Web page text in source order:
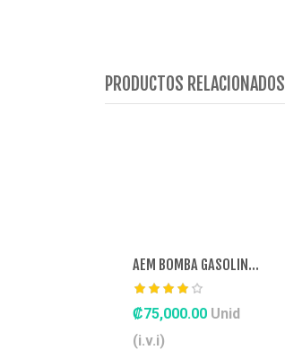
PRODUCTOS RELACIONADOS
AEM BOMBA GASOLINA INTERNA 320LPH NEGRA
₡75,000.00 Unid
(i.v.i)